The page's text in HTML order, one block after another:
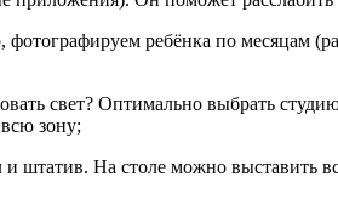
ребёнка по месяцам
свет? Оптимально выбрать
зону;
штатив. На столе можно выставить